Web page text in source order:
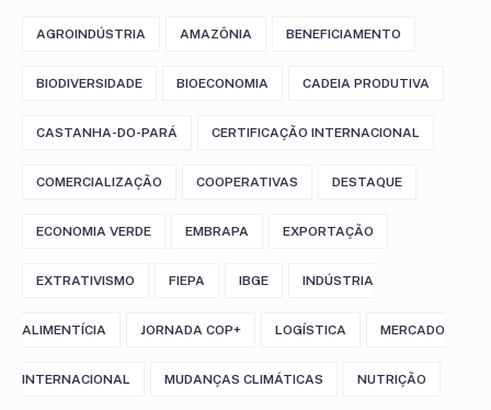
AGROINDÚSTRIA AMAZÔNIA BENEFICIAMENTO
BIODIVERSIDADE BIOECONOMIA CADEIA PRODUTIVA
CASTANHA-DO-PARÁ CERTIFICAÇÃO INTERNACIONAL
COMERCIALIZAÇÃO COOPERATIVAS DESTAQUE
ECONOMIA VERDE EMBRAPA EXPORTAÇÃO
EXTRATIVISMO FIEPA IBGE INDÚSTRIA
ALIMENTÍCIA JORNADA COP+ LOGÍSTICA MERCADO
INTERNACIONAL MUDANÇAS CLIMÁTICAS NUTRIÇÃO